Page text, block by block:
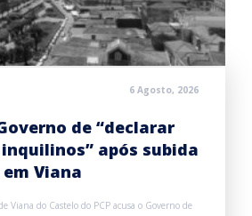
6 Agosto, 2026
de “declarar
após subida
Viana
Viana do Castelo do PCP acusa o Governo de